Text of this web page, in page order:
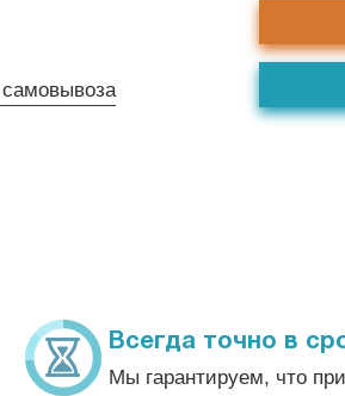
Всегда точно в
Мы гарантируем, что